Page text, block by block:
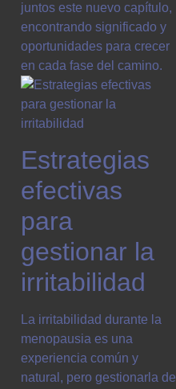
juntos este nuevo capítulo,
encontrando significado y
oportunidades para crecer
en cada fase del camino.
Estrategias
efectivas
para
gestionar la
irritabilidad
La irritabilidad durante la
menopausia es una
experiencia común y
natural, pero gestionarla de